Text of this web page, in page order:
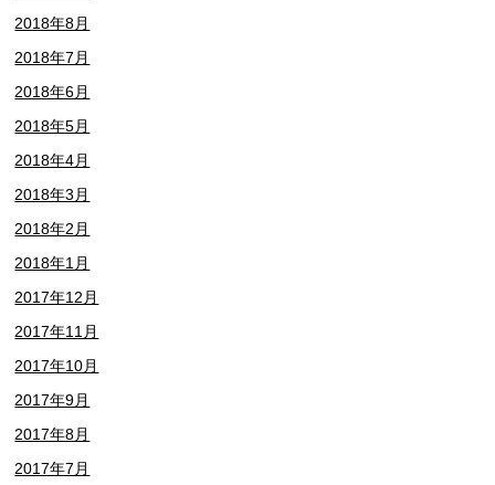
2018年8月
2018年7月
2018年6月
2018年5月
2018年4月
2018年3月
2018年2月
2018年1月
2017年12月
2017年11月
2017年10月
2017年9月
2017年8月
2017年7月